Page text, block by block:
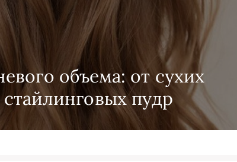
объема: от сухих
пудр